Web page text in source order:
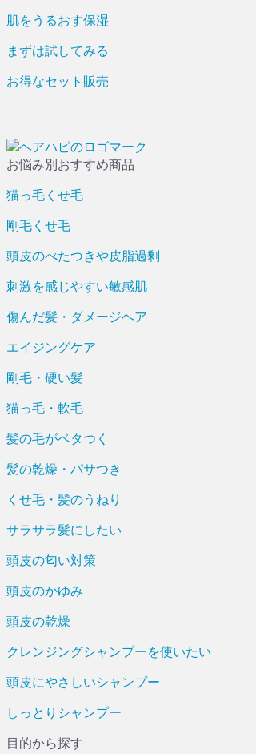
肌をうるおす保湿
まずは試してみる
お得なセット販売
お悩み別おすすめ商品
猫っ毛くせ毛
剛毛くせ毛
頭皮のべたつきや皮脂過剰
刺激を感じやすい敏感肌
傷んだ髪・ダメージヘア
エイジングケア
剛毛・硬い髪
猫っ毛・軟毛
髪の毛がベタつく
髪の乾燥・パサつき
くせ毛・髪のうねり
サラサラ髪にしたい
頭皮の匂い対策
頭皮のかゆみ
頭皮の乾燥
クレンジングシャンプーを使いたい
頭皮にやさしいシャンプー
しっとりシャンプー
目的から探す